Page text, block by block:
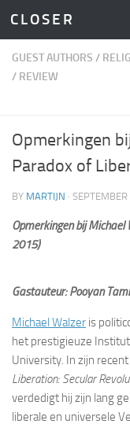
Skip to content
C L O S E R
GUEST AUTHORS /
/ REVIEW
Opmerkingen
Paradox of
BY MARTIJN ·
Opmerkingen bij Michael
2015)
Gastauteur: Pooyan
Michael Walzer is
het prestigieuze
University. In zijn
Liberation: Secular
verdedigt hij zijn lang
liberale en universele